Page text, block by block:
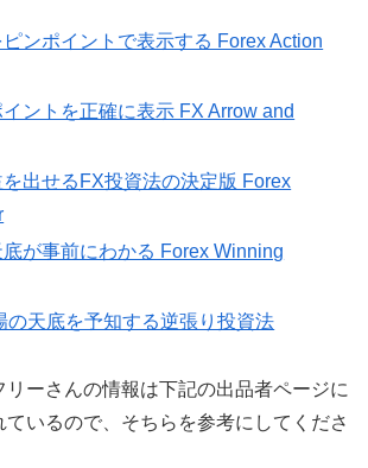
ンポイントで表示する Forex Action
ントを正確に表示 FX Arrow and
出せるFX投資法の決定版 Forex
が事前にわかる Forex Winning
の天底を予知する逆張り投資法
リーさんの情報は下記の出品者ページに
ているので、そちらを参考にしてくださ